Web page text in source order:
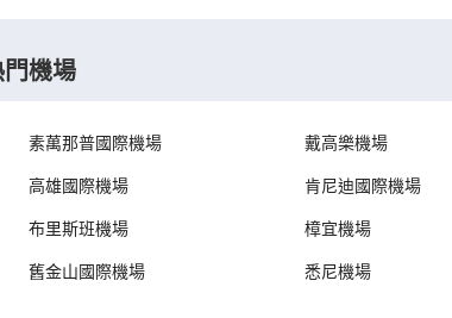
門機場
素萬那普國際機場 戴高樂機場
高雄國際機場 肯尼迪國際機場
布里斯班機場 樟宜機場
舊金山國際機場 悉尼機場